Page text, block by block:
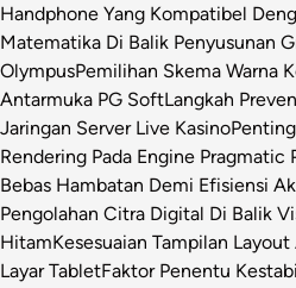
Handphone Yang Kompatibel
Matematika Di Balik Penyusunan
OlympusPemilihan Skema Warna
Antarmuka PG SoftLangkah
Jaringan Server Live Kasino
Rendering Pada Engine Pragmatic
Bebas Hambatan Demi Efisiensi
Pengolahan Citra Digital Di Balik
HitamKesesuaian Tampilan
Layar TabletFaktor Penentu